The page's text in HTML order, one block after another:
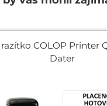
razítko COLOP Printer
Dater